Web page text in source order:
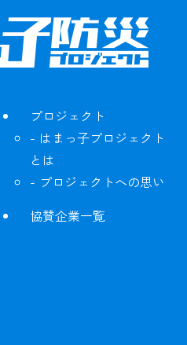
プロジェクト
はまっ子プロジェクト
とは
プロジェクトへの思い
協賛企業一覧